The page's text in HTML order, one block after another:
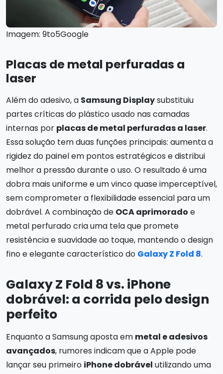
Imagem: 9to5Google
Placas de metal perfuradas a
laser
Além do adesivo, a Samsung Displaysubstituiu
partes críticas do plástico usado nas camadas
internas por placas de metal perfuradas a laser.
Essa solução tem duas funções principais: aumenta a
rigidez do painel em pontos estratégicos e distribui
melhor a pressão durante o uso. O resultado é uma
dobra mais uniforme e um vinco quase imperceptível,
sem comprometer a flexibilidade essencial para um
dobrável. A combinação de OCA aprimorado e
metal perfurado cria uma tela que promete
resistência e suavidade ao toque, mantendo o design
fino e elegante característico do Galaxy Z Fold 8.
Galaxy Z Fold 8 vs. iPhone
dobrável: a corrida pelo design
perfeito
Enquanto a Samsung aposta em metal e adesivos
avançados, rumores indicam que a Apple pode
lançar seu primeiro iPhone dobrável utilizando uma